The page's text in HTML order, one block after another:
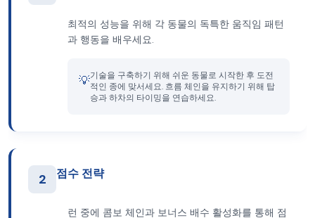
최적의 성능을 위해 각 동물의 독특한 움직임 패턴
과 행동을 배우세요.
💡기술을 구축하기 위해 쉬운 동물로 시작한 후 도전
적인 종에 맞서세요. 흐름 체인을 유지하기 위해 탑
승과 하차의 타이밍을 연습하세요.
2 점수 전략
런 중에 콤보 체인과 보너스 배수 활성화를 통해 점